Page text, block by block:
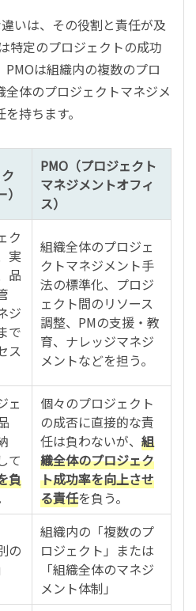
いは、その役割と責任が及
特定のプロジェクトの成功
は組織内の複数のプロ
体のプロジェクトマネジメ
持ちます。
PMO（プロジェクト
マネジメントオフィ
ス）
ク
実
品
ジ
で
ス
組織全体のプロジェ
クトマネジメント手
法の標準化、プロジ
ェクト間のリソース
調整、PMの支援・教
育、ナレッジマネジ
メントなどを担う。
ェ
て
負
個々のプロジェクト
の成否に直接的な責
任は負わないが、 組
織全体のプロジェク
ト成功率を向上させ
る責任を負う。
の
組織内の「複数のプ
ロジェクト」または
「組織全体のマネジ
メント体制」